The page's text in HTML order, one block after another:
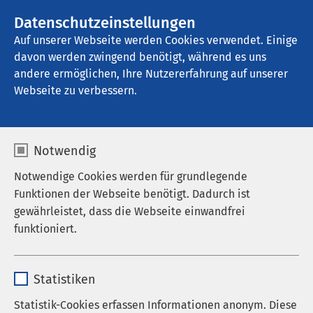
Datenschutzeinstellungen
Auf unserer Webseite werden Cookies verwendet. Einige
davon werden zwingend benötigt, während es uns
andere ermöglichen, Ihre Nutzererfahrung auf unserer
Webseite zu verbessern.
Notwendig
Notwendige Cookies werden für grundlegende
Funktionen der Webseite benötigt. Dadurch ist
gewährleistet, dass die Webseite einwandfrei
funktioniert.
Anbieter sgalinski
Statistiken
Statistik-Cookies erfassen Informationen anonym. Diese
AMEOS Poliklinikum Wernigerode
Fortbildung: Ernährung
heute – Gesund,
nachhaltig und trendy